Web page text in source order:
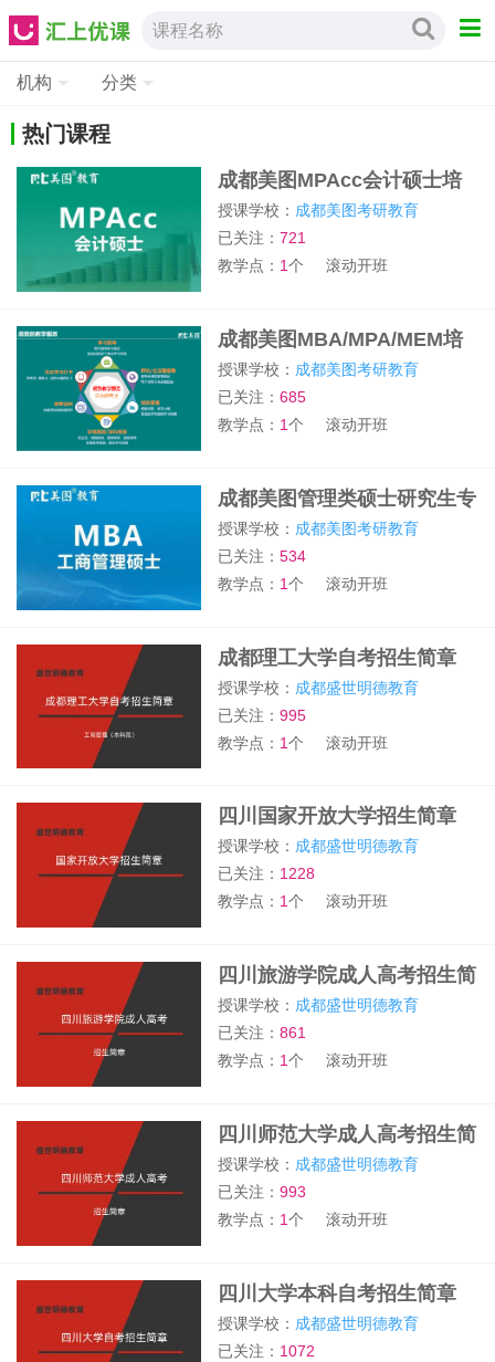
课程名称
机构 分类
热门课程
成都美图MPAcc会计硕士培
训班
授课学校： 成都美图考研教育
已关注：721
教学点： 1个 滚动开班
成都美图MBA/MPA/MEM培
训班
授课学校： 成都美图考研教育
已关注：685
教学点： 1个 滚动开班
成都美图管理类硕士研究生专
业班
授课学校： 成都美图考研教育
已关注：534
教学点： 1个 滚动开班
成都理工大学自考招生简章
授课学校： 成都盛世明德教育
已关注：995
教学点： 1个 滚动开班
四川国家开放大学招生简章
授课学校： 成都盛世明德教育
已关注： 1228
教学点： 1个 滚动开班
四川旅游学院成人高考招生简
章
授课学校： 成都盛世明德教育
已关注：861
教学点： 1个 滚动开班
四川师范大学成人高考招生简
章
授课学校： 成都盛世明德教育
已关注：993
教学点： 1个 滚动开班
四川大学本科自考招生简章
授课学校： 成都盛世明德教育
已关注： 1072